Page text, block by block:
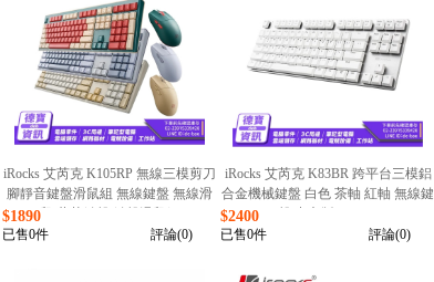
iRocks 艾芮克 K105RP 無線三模剪刀
腳靜音鍵盤滑鼠組 無線鍵盤 無線滑
鼠 藍芽鍵盤 鍵盤滑鼠組
$1890
已售0件 評論(0)
iRocks 艾芮克 K83BR 跨平台三模鋁
合金機械鍵盤 白色 茶軸 紅軸 無線鍵
$2400
已售0件 評論(0)